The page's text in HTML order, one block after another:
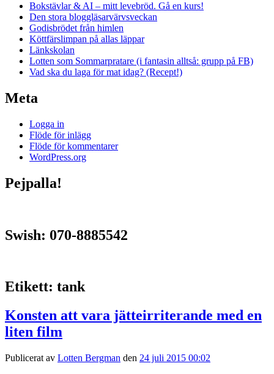
Bokstävlar & AI – mitt levebröd. Gå en kurs!
Den stora bloggläsarvärvsveckan
Godisbrödet från himlen
Köttfärslimpan på allas läppar
Länkskolan
Lotten som Sommarpratare (i fantasin alltså: grupp på FB)
Vad ska du laga för mat idag? (Recept!)
Meta
Logga in
Flöde för inlägg
Flöde för kommentarer
WordPress.org
Pejpalla!
Swish: 070-8885542
Etikett: tank
Konsten att vara jätteirriterande med en
liten film
Publicerat av Lotten Bergman den 24 juli 2015 00:02